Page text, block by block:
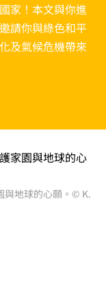
家！本文與你進
請你與綠色和平
及氣候危機帶來
與地球的心願。© K.